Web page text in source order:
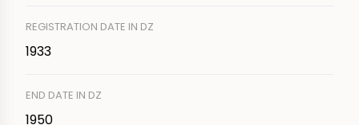
REGISTRATION DATE IN DZ
1933
END DATE IN DZ
1950